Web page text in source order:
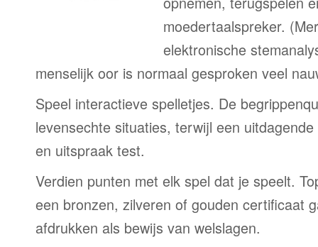
moedertaalspreker.
elektronische
menselijk oor is normaal gesproken veel
Speel interactieve spelletjes. De
levensechte situaties, terwijl een
en uitspraak test.
Verdien punten met elk spel dat je speelt.
een bronzen, zilveren of gouden certificaat
afdrukken als bewijs van welslagen.